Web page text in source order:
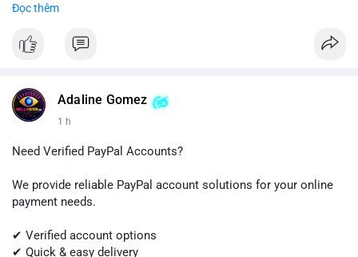
✔ Professional Customer Support
📱 WhatsApp: +1 (681) 549-2683
#linkedin #linkedinaccount #professionalnetwork
#digitalsolutions
Đọc thêm
Adaline Gomez
1 h
Need Verified PayPal Accounts?
We provide reliable PayPal account solutions for your online
payment needs.
✔ Verified account options
✔ Quick & easy delivery